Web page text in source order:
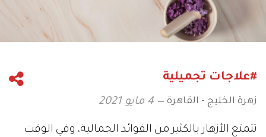
#علاجات تجميلية
زهرة الخليج - القاهرة 4 مايو 2021
تتمتع الأزهار بالكثير من الفوائد الجمالية، وفي الوقت